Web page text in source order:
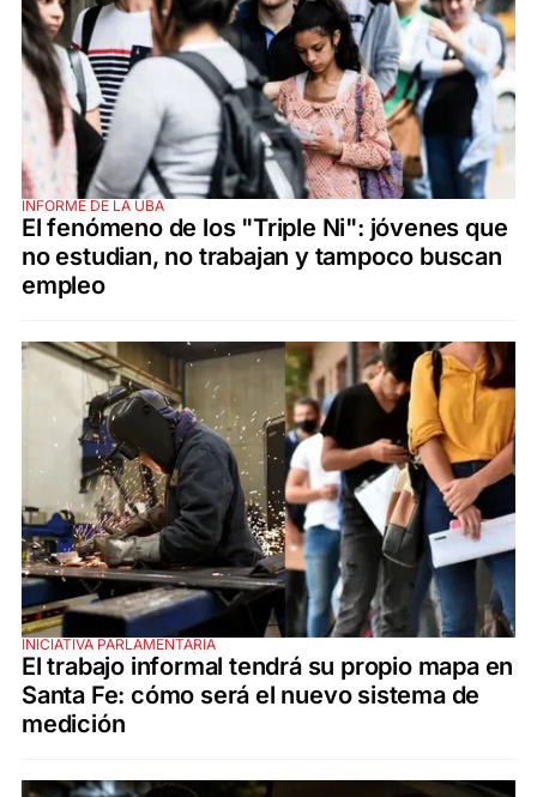
INFORME DE LA UBA
El fenómeno de los "Triple Ni": jóvenes que
no estudian, no trabajan y tampoco buscan
empleo
INICIATIVA PARLAMENTARIA
El trabajo informal tendrá su propio mapa en
Santa Fe: cómo será el nuevo sistema de
medición